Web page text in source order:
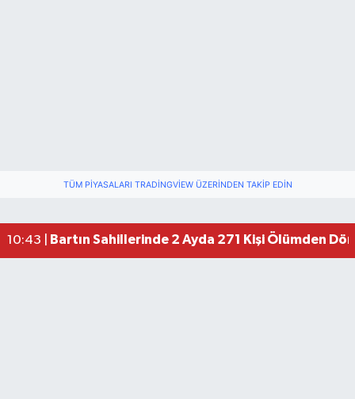
TÜM PIYASALARI TRADINGVIEW ÜZERINDEN TAKIP EDIN
10:43 | Bartın Sahillerinde 2 Ayda 271 Kişi Ölümden